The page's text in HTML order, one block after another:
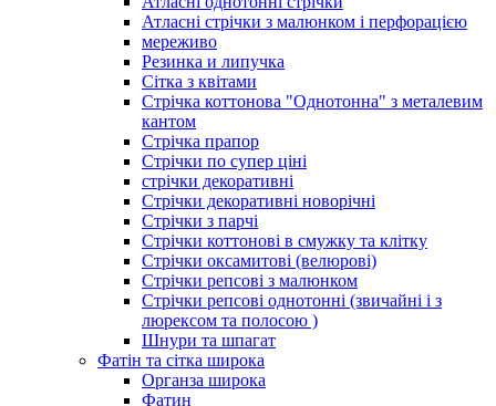
Атласні стрічки з малюнком і перфорацією
мереживо
Резинка и липучка
Сітка з квітами
Стрічка коттонова "Однотонна" з металевим
кантом
Стрічка прапор
Стрічки по супер ціні
стрічки декоративні
Стрічки декоративні новорічні
Стрічки з парчі
Стрічки коттонові в смужку та клітку
Стрічки оксамитові (велюрові)
Стрічки репсові з малюнком
Стрічки репсові однотонні (звичайні і з
люрексом та полосою )
Шнури та шпагат
Фатін та сітка широка
Органза широка
Фатин